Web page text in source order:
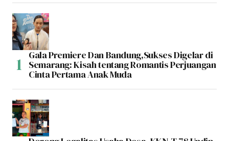
Gala Premiere Dan Bandung,Sukses Digelar di
Semarang: Kisah tentang Romantis Perjuangan
Cinta Pertama Anak Muda